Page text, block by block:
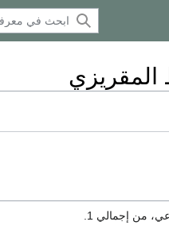
من إجمالي 1.